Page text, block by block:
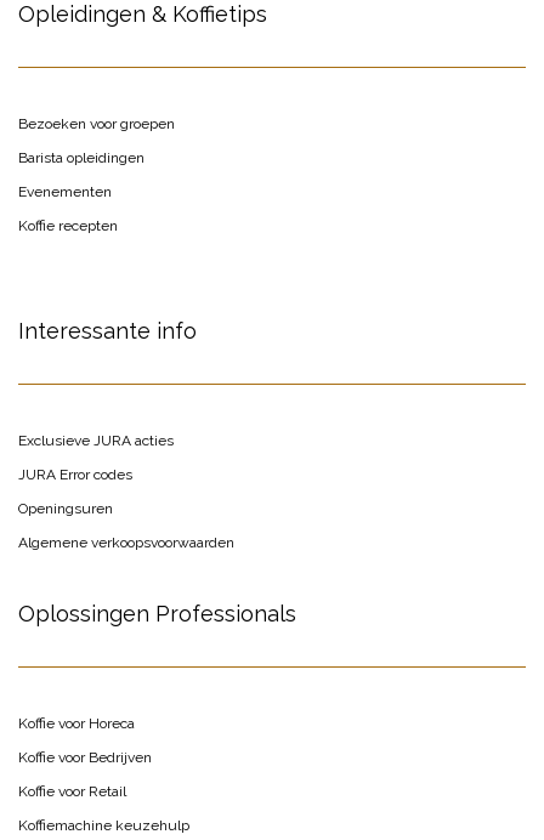
Opleidingen & Koffietips
Bezoeken voor groepen
Barista opleidingen
Evenementen
Koffie recepten
Interessante info
Exclusieve JURA acties
JURA Error codes
Openingsuren
Algemene verkoopsvoorwaarden
Oplossingen Professionals
Koffie voor Horeca
Koffie voor Bedrijven
Koffie voor Retail
Koffiemachine keuzehulp